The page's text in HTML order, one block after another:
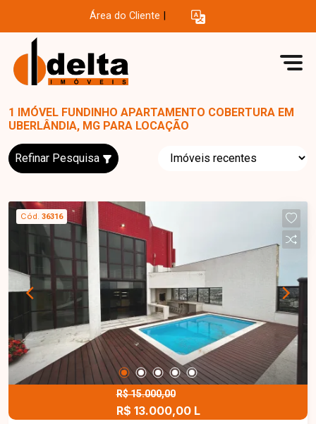
Área do Cliente
1 IMÓVEL FUNDINHO APARTAMENTO COBERTURA EM
UBERLÂNDIA, MG PARA LOCAÇÃO
Refinar Pesquisa
Cód. 36316
R$ 15.000,00
R$ 13.000,00 L